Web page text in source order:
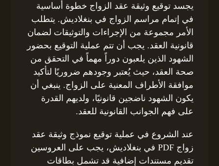
يجسد توقيع وثيقة عقد الزواج خطوة أساسية
في إتمام مراسم الزواج في بنغلاديش. يتطلب
الأمر مجموعة من الإجراءات والتوثيقات لضمان
قانونية العقد. يجب أن تتم عملية التوقيع بحضور
الشهود الذين يلعبون دوراً مهماً في التحقق من
صحة العقد، حيث يُعتبر وجودهم ضروريًا لتأكيد
موافقة الأطراف المعنية على الزواج. ينبغي أن
يكون الشهود ناضجين قانونيًا، ولديهم القدرة
على فهم الجوانب القانونية للعقد.
عند الشروع في عملية توقيع نموذج وثيقة عقد
زواج PDF في بنغلاديش، يجب على العروسين
تقديم مستندات إضافية قد تشمل بطاقات